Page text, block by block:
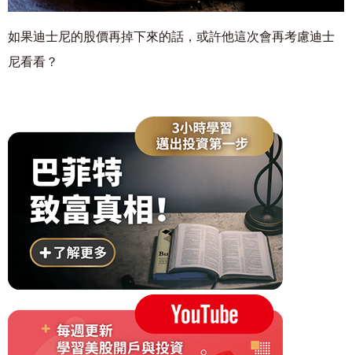
如果迪士尼的股價再掉下來的話，或許他這次會再考慮迪士
尼看看？